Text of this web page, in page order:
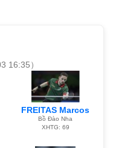
16:35）
FREITAS Marcos
Bồ Đào Nha
XHTG: 69